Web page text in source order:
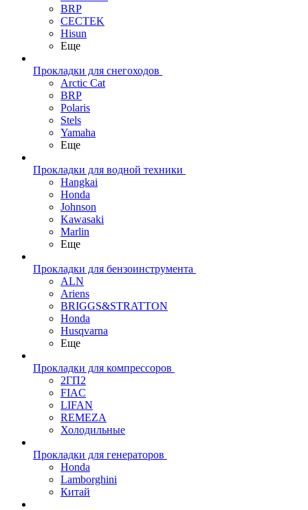
BRP
CECTEK
Hisun
Еще
Прокладки для снегоходов
Arctic Cat
BRP
Polaris
Stels
Yamaha
Еще
Прокладки для водной техники
Hangkai
Honda
Johnson
Kawasaki
Marlin
Еще
Прокладки для бензоинструмента
ALN
Ariens
BRIGGS&STRATTON
Honda
Husqvarna
Еще
Прокладки для компрессоров
2ГП2
FIAC
LIFAN
REMEZA
Холодильные
Прокладки для генераторов
Honda
Lamborghini
Китай